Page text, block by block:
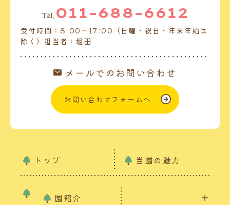
Tel. 011-688-6612
受付時間：8:00～17:00（日曜・祝日・年末年始は
除く）担当者：堀田
メールでのお問い合わせ
お問い合わせフォームへ
トップ 当園の魅力
園紹介